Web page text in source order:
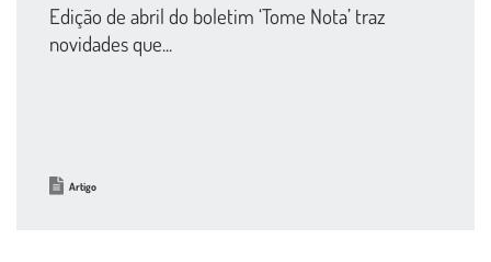
Edição de abril do boletim ‘Tome Nota’ traz
novidades que...
Artigo